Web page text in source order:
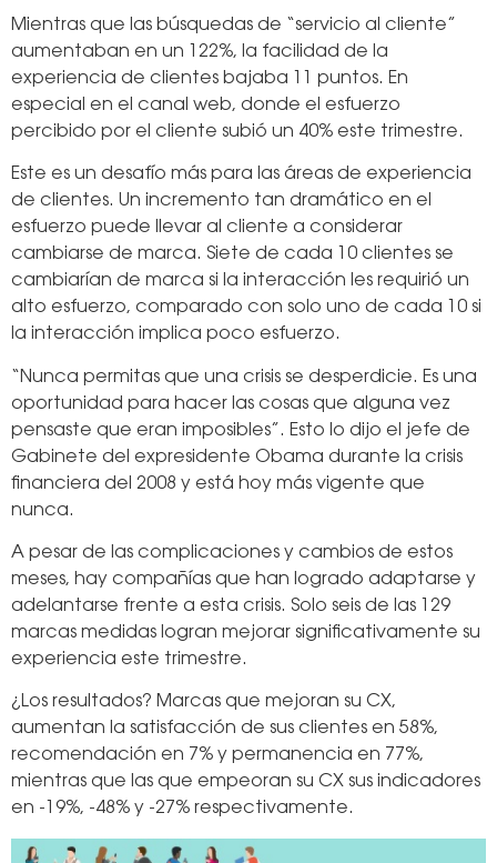
Mientras que las búsquedas de “servicio al cliente”
aumentaban en un 122%, la facilidad de la
experiencia de clientes bajaba 11 puntos. En
especial en el canal web, donde el esfuerzo
percibido por el cliente subió un 40% este trimestre.
Este es un desafío más para las áreas de experiencia
de clientes. Un incremento tan dramático en el
esfuerzo puede llevar al cliente a considerar
cambiarse de marca. Siete de cada 10 clientes se
cambiarían de marca si la interacción les requirió un
alto esfuerzo, comparado con solo uno de cada 10 si
la interacción implica poco esfuerzo.
“Nunca permitas que una crisis se desperdicie. Es una
oportunidad para hacer las cosas que alguna vez
pensaste que eran imposibles”. Esto lo dijo el jefe de
Gabinete del expresidente Obama durante la crisis
financiera del 2008 y está hoy más vigente que
nunca.
A pesar de las complicaciones y cambios de estos
meses, hay compañías que han logrado adaptarse y
adelantarse frente a esta crisis. Solo seis de las 129
marcas medidas logran mejorar significativamente su
experiencia este trimestre.
¿Los resultados? Marcas que mejoran su CX,
aumentan la satisfacción de sus clientes en 58%,
recomendación en 7% y permanencia en 77%,
mientras que las que empeoran su CX sus indicadores
en -19%, -48% y -27% respectivamente.